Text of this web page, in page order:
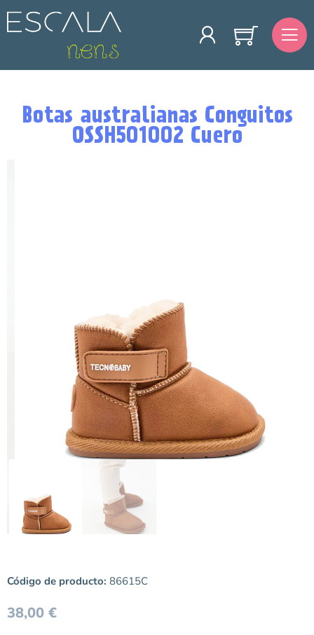
Botas australianas Conguitos
OSSH501002 Cuero
Código de producto: 86615C
38,00 €